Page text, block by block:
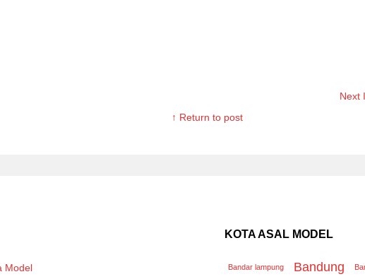
Next
↑ Return to post
Model
KOTA ASAL MODEL
Bandar lampung Bandung